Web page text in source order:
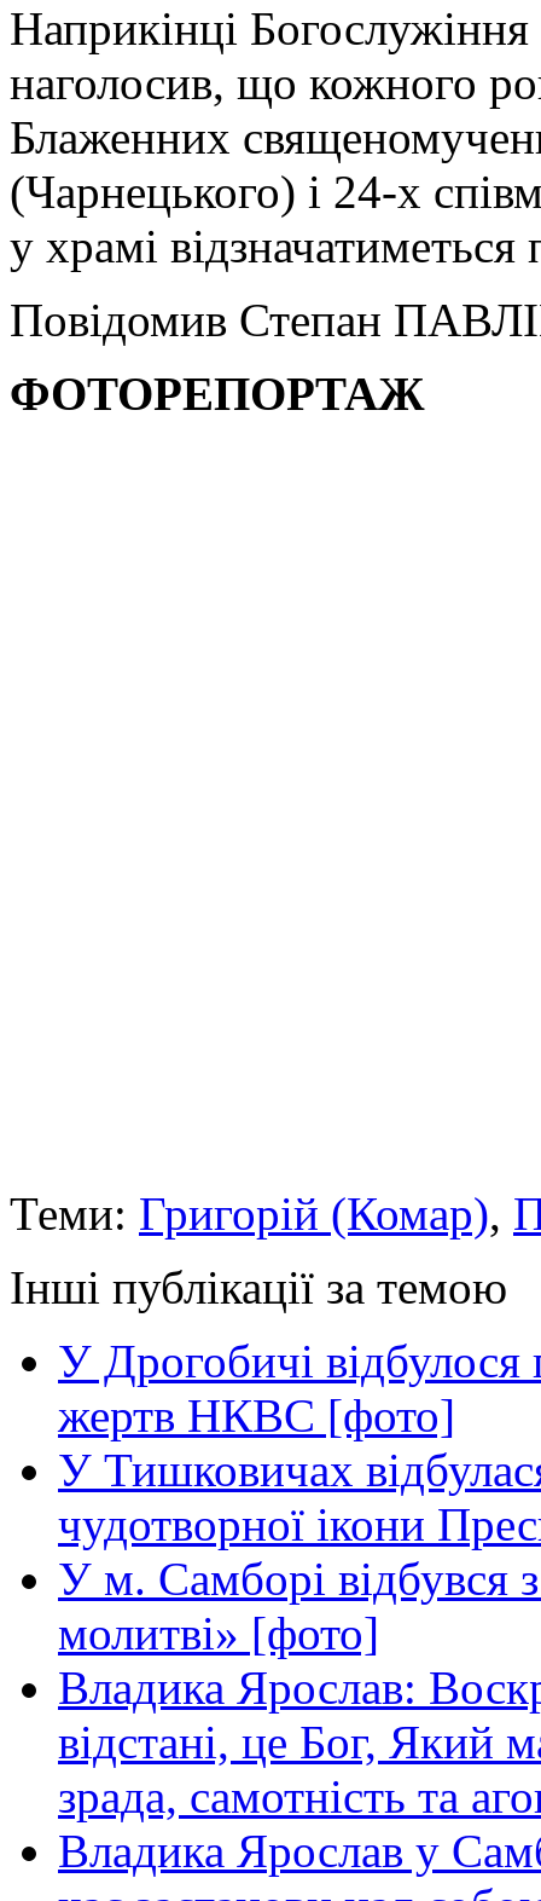
Наприкінці
наголосив, що кожного
Блаженних
(Чарнецького) і 24-х
у храмі
Повідомив Степан
ФОТОРЕПОРТАЖ
Теми: Григорій (Комар),
Інші публікації за темою
У Дрогобичі відбулося
жертв НКВС [фото]
У Тишковичах
чудотворної ікони
У м. Самборі відбувся
молитві» [фото]
Владика Ярослав:
відстані, це Бог, Який
зрада, самотність та
Владика Ярослав у